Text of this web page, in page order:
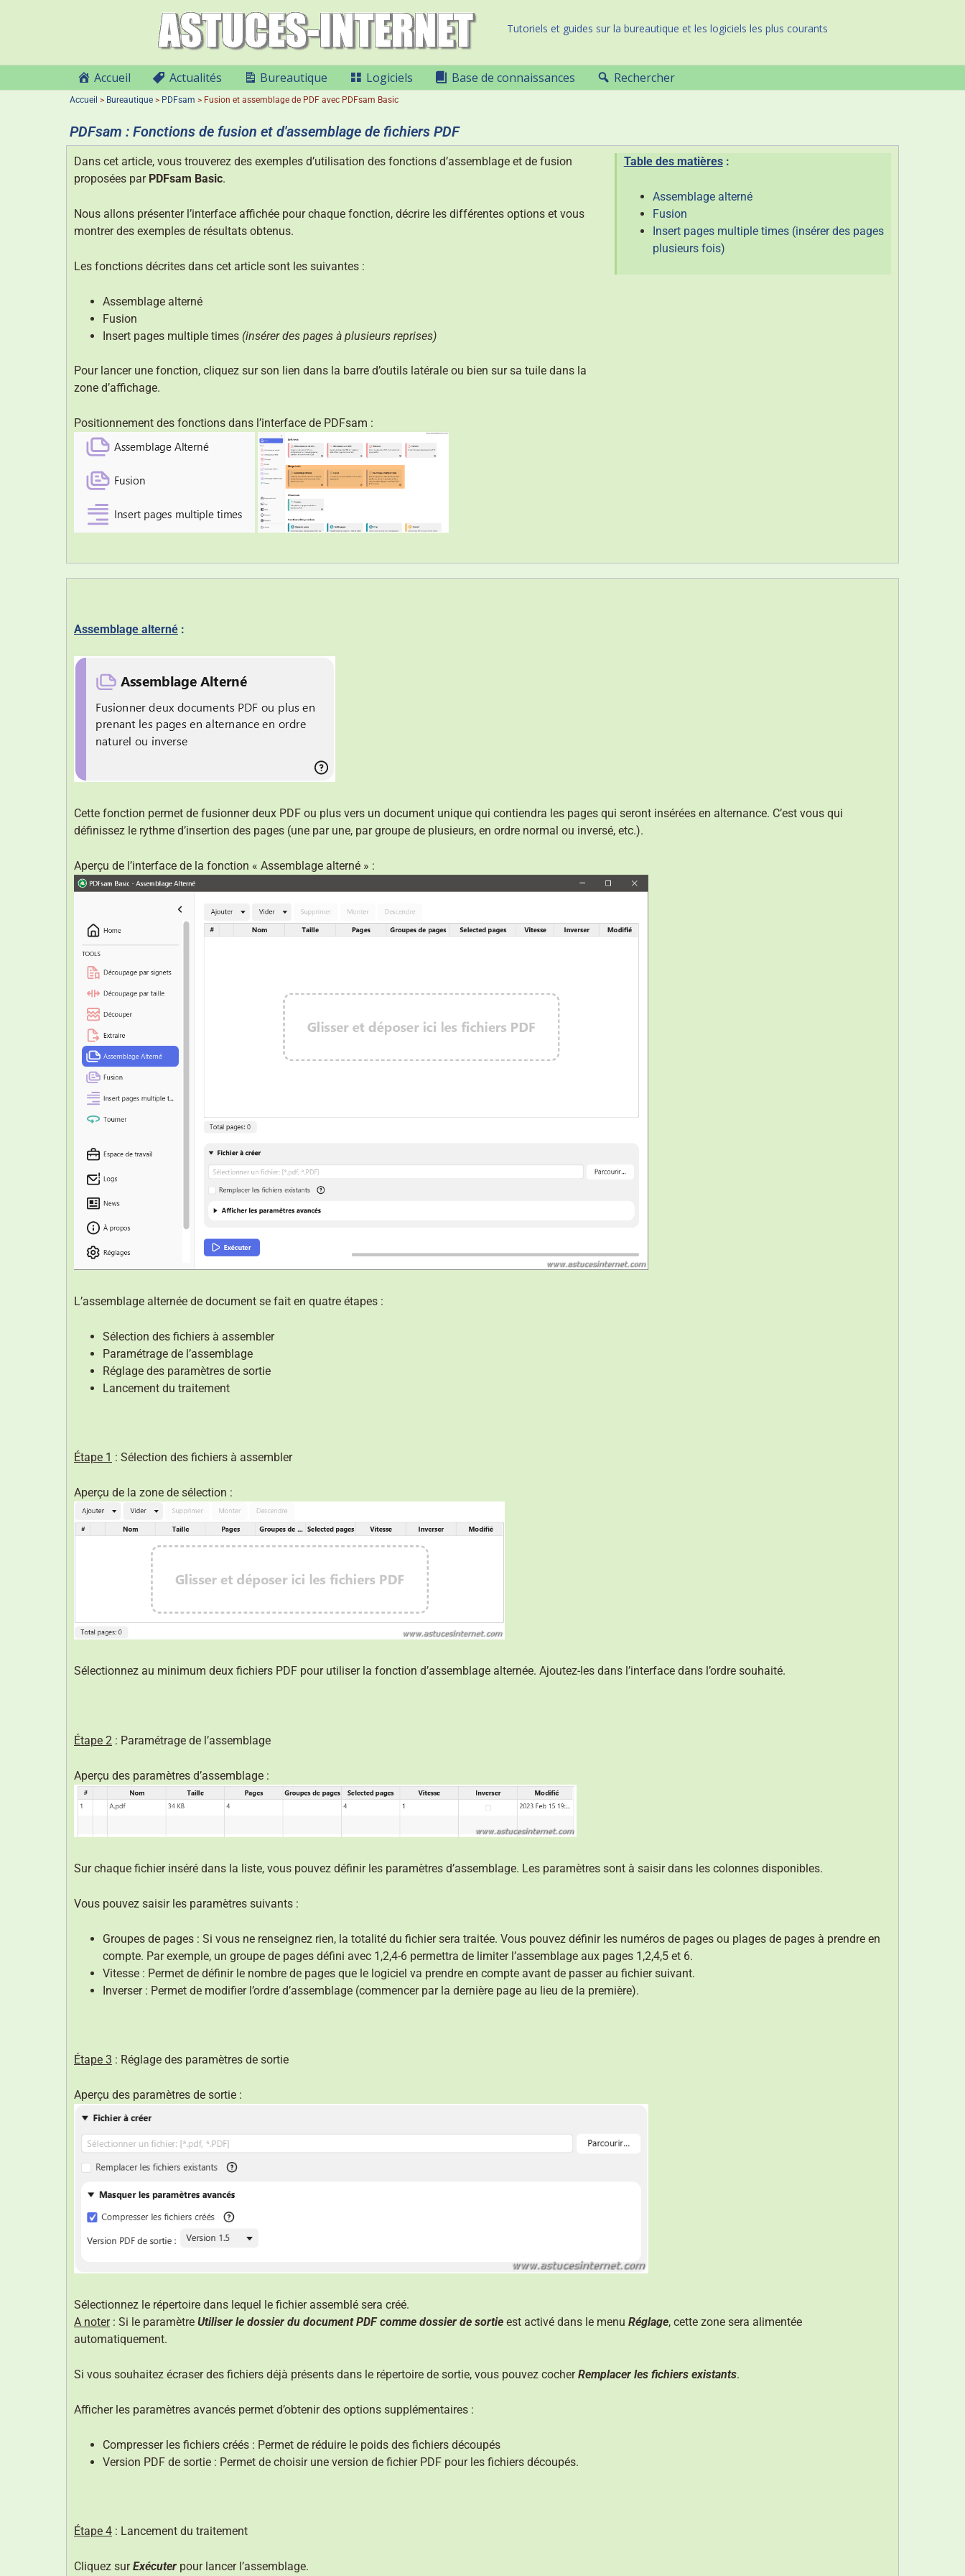
Tutoriels et guides sur la bureautique et les logiciels les plus courants
Accueil Actualités Bureautique Logiciels Base de connaissances Rechercher
Accueil > Bureautique > PDFsam > Fusion et assemblage de PDF avec PDFsam Basic
PDFsam : Fonctions de fusion et d'assemblage de fichiers PDF
Dans cet article, vous trouverez des exemples d’utilisation des fonctions d’assemblage et de fusion
proposées par PDFsam Basic.
Nous allons présenter l’interface affichée pour chaque fonction, décrire les différentes options et vous
montrer des exemples de résultats obtenus.
Les fonctions décrites dans cet article sont les suivantes :
Assemblage alterné
Fusion
Insert pages multiple times (insérer des pages à plusieurs reprises)
Pour lancer une fonction, cliquez sur son lien dans la barre d’outils latérale ou bien sur sa tuile dans la
zone d’affichage.
Positionnement des fonctions dans l’interface de PDFsam :
Table des matières:
Assemblage alterné
Fusion
Insert pages multiple times (insérer des pages
plusieurs fois)
Assemblage alterné :
Cette fonction permet de fusionner deux PDF ou plus vers un document unique qui contiendra les pages qui seront insérées en alternance. C’est vous qui
définissez le rythme d’insertion des pages (une par une, par groupe de plusieurs, en ordre normal ou inversé, etc.).
Aperçu de l’interface de la fonction « Assemblage alterné » :
L’assemblage alternée de document se fait en quatre étapes :
Sélection des fichiers à assembler
Paramétrage de l’assemblage
Réglage des paramètres de sortie
Lancement du traitement
Étape 1 : Sélection des fichiers à assembler
Aperçu de la zone de sélection :
Sélectionnez au minimum deux fichiers PDF pour utiliser la fonction d’assemblage alternée. Ajoutez-les dans l’interface dans l’ordre souhaité.
Étape 2 : Paramétrage de l’assemblage
Aperçu des paramètres d’assemblage :
Sur chaque fichier inséré dans la liste, vous pouvez définir les paramètres d’assemblage. Les paramètres sont à saisir dans les colonnes disponibles.
Vous pouvez saisir les paramètres suivants :
Groupes de pages : Si vous ne renseignez rien, la totalité du fichier sera traitée. Vous pouvez définir les numéros de pages ou plages de pages à prendre en
compte. Par exemple, un groupe de pages défini avec 1,2,4-6 permettra de limiter l’assemblage aux pages 1,2,4,5 et 6.
Vitesse : Permet de définir le nombre de pages que le logiciel va prendre en compte avant de passer au fichier suivant.
Inverser : Permet de modifier l’ordre d’assemblage (commencer par la dernière page au lieu de la première).
Étape 3 : Réglage des paramètres de sortie
Aperçu des paramètres de sortie :
Sélectionnez le répertoire dans lequel le fichier assemblé sera créé.
A noter: Si le paramètre Utiliser le dossier du document PDF comme dossier de sortie est activé dans le menu Réglage, cette zone sera alimentée
automatiquement.
Si vous souhaitez écraser des fichiers déjà présents dans le répertoire de sortie, vous pouvez cocherRemplacer les fichiers existants.
Afficher les paramètres avancés permet d’obtenir des options supplémentaires :
Compresser les fichiers créés : Permet de réduire le poids des fichiers découpés
Version PDF de sortie : Permet de choisir une version de fichier PDF pour les fichiers découpés.
Étape 4 : Lancement du traitement
Cliquez surExécuter pour lancer l’assemblage.